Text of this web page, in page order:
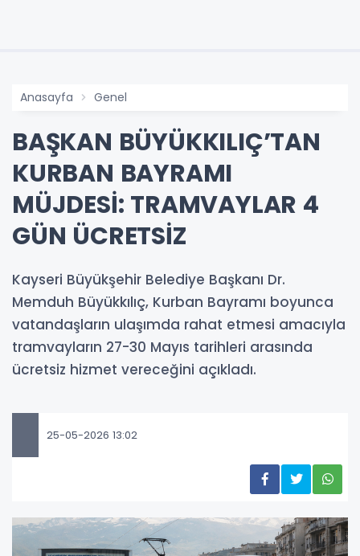
Anasayfa Genel
BAŞKAN BÜYÜKKILIÇ’TAN
KURBAN BAYRAMI
MÜJDESİ: TRAMVAYLAR 4
GÜN ÜCRETSİZ
Kayseri Büyükşehir Belediye Başkanı Dr.
Memduh Büyükkılıç, Kurban Bayramı boyunca
vatandaşların ulaşımda rahat etmesi amacıyla
tramvayların 27-30 Mayıs tarihleri arasında
ücretsiz hizmet vereceğini açıkladı.
25-05-2026 13:02